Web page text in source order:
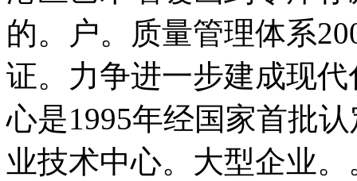
的。户。质量管理体系
证。力争进一步建成现
心是1995年经国家首批
业技术中心。大型企业